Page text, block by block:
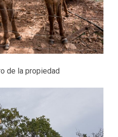
de la propiedad